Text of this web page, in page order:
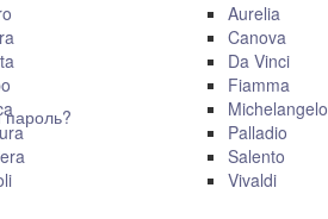
Aurelia
Canova
Da Vinci
Fiamma
Michelangelo
Palladio
Salento
Vivaldi